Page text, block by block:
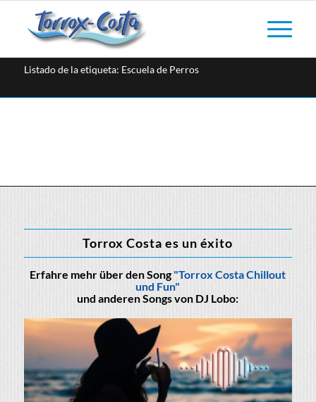
Listado de la etiqueta: Escuela de Perros
Torrox Costa es un éxito
Erfahre mehr über den Song"Torrox Costa Chillout
und Fun"
und anderen Songs von DJ Lobo: